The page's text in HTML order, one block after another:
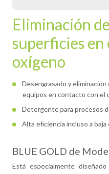
Eliminación
superficies
oxígeno
Desengrasado y
equipos en contacto con el
Detergente para procesos
Alta eficiencia incluso a
BLUE GOLD de
Está especialmente